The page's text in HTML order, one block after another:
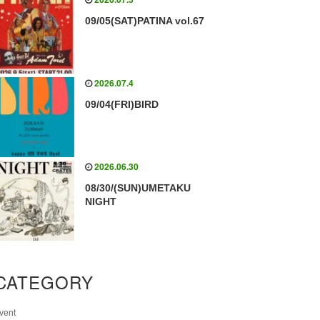
09/05(SAT)PATINA vol.67
2026.07.4
09/04(FRI)BIRD
2026.06.30
08/30/(SUN)UMETAKU
NIGHT